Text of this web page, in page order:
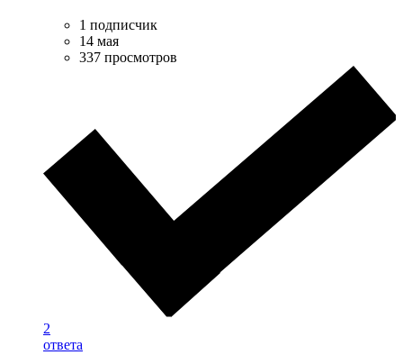
1 подписчик
14 мая
337 просмотров
2
ответа